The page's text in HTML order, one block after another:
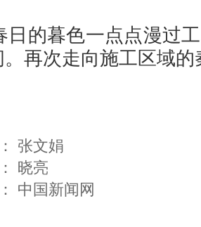
日的暮色一点点漫过
。再次走向施工区域
张文娟
晓亮